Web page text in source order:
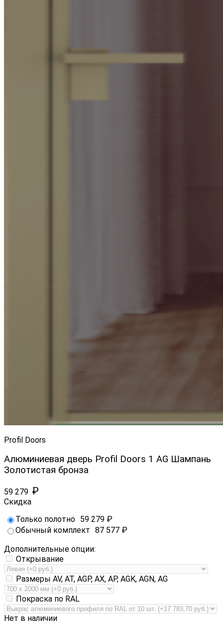
Profil Doors
Алюминиевая дверь Profil Doors 1 AG Шампань
Золотистая бронза
59 279 ₽
Скидка
Только полотно 59 279 ₽
Обычный комплект 87 577 ₽
Дополнительные опции:
Открывание
Размеры AV, AT, AGP, AX, AP, AGK, AGN, AG
Покраска по RAL
Нет в наличии